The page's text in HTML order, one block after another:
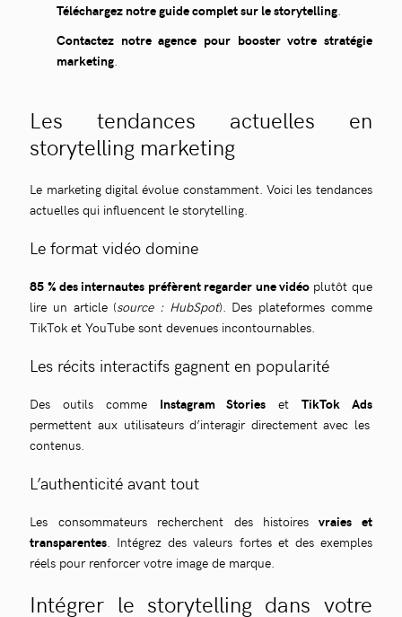
Téléchargez notre guide complet sur le storytelling.
Contactez notre agence pour booster votre stratégie
marketing.
Les tendances actuelles en
storytelling marketing
Le marketing digital évolue constamment. Voici les tendances
actuelles qui influencent le storytelling.
Le format vidéo domine
85 % des internautes préfèrent regarder une vidéoplutôt que
lire un article (source : HubSpot). Des plateformes comme
TikTok et YouTube sont devenues incontournables.
Les récits interactifs gagnent en popularité
Des outils comme Instagram Stories et TikTok Ads
permettent aux utilisateurs d’interagir directement avec les
contenus.
L’authenticité avant tout
Les consommateurs recherchent des histoiresvraies et
transparentes. Intégrez des valeurs fortes et des exemples
réels pour renforcer votre image de marque.
Intégrer le storytelling dans votre